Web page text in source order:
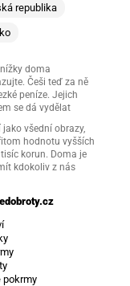
republika
doma
Češi teď za ně
peníze. Jejich
se dá vydělat
jako všední obrazy,
hodnotu vyšších
korun. Doma je
kdokoliv z nás
pokrmy